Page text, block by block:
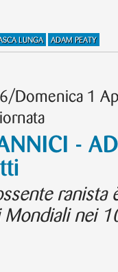
LUNGA ADAM PEATY
Domenica 1
-
ranista
Mondiali nei